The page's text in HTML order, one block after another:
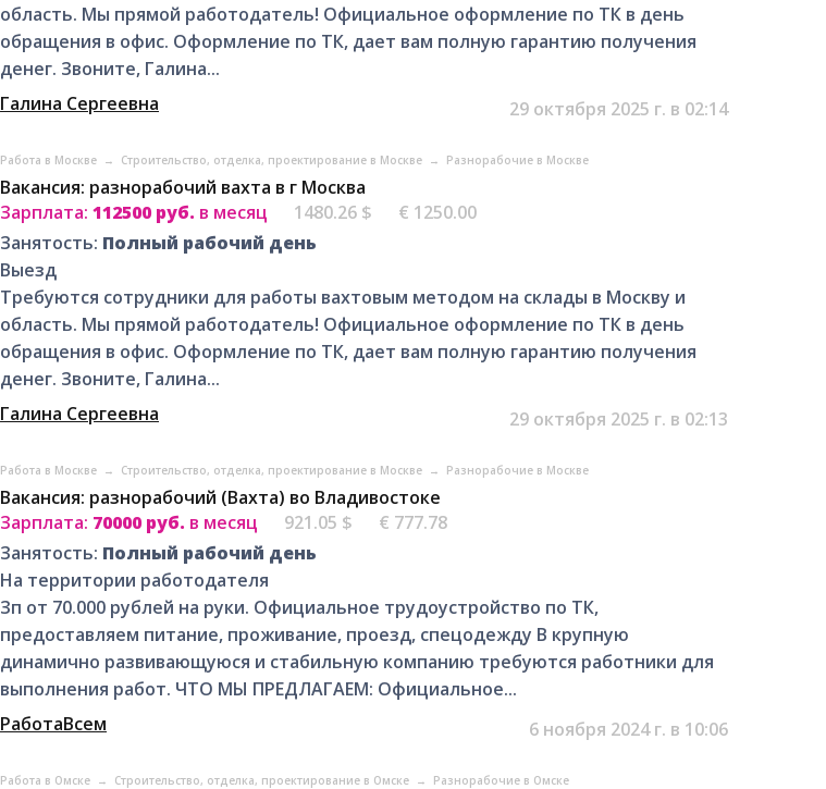
область. Мы прямой работодатель! Официальное оформление по ТК в день
обращения в офис. Оформление по ТК, дает вам полную гарантию получения
денег. Звоните, Галина...
Галина Сергеевна
29 октября 2025 г. в 02:14
Работа в Москве → Строительство, отделка, проектирование в Москве → Разнорабочие в Москве
Вакансия: разнорабочий вахта в г Москва
Зарплата: 112500 руб. в месяц 1480.26 $
€ 1250.00
Занятость: Полный рабочий день
Выезд
Требуются сотрудники для работы вахтовым методом на склады в Москву и
область. Мы прямой работодатель! Официальное оформление по ТК в день
обращения в офис. Оформление по ТК, дает вам полную гарантию получения
денег. Звоните, Галина...
Галина Сергеевна
29 октября 2025 г. в 02:13
Работа в Москве → Строительство, отделка, проектирование в Москве → Разнорабочие в Москве
Вакансия: разнорабочий (Вахта) во Владивостоке
Зарплата: 70000 руб. в месяц 921.05 $
€ 777.78
Занятость: Полный рабочий день
На территории работодателя
Зп от 70.000 рублей на руки. Официальное трудоустройство по ТК,
предоставляем питание, проживание, проезд, спецодежду В крупную
динамично развивающуюся и стабильную компанию требуются работники для
выполнения работ. ЧТО МЫ ПРЕДЛАГАЕМ: Официальное...
РаботаВсем
6 ноября 2024 г. в 10:06
Работа в Омске → Строительство, отделка, проектирование в Омске → Разнорабочие в Омске